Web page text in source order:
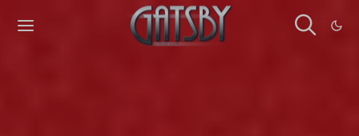
Cookies management panel